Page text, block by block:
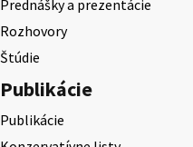
Prednášky a prezentácie
Rozhovory
Štúdie
Publikácie
Publikácie